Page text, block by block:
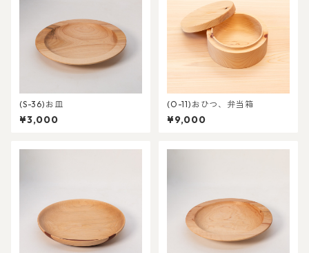
(S-36)お皿
¥3,000
(O-11)おひつ、弁当箱
¥9,000